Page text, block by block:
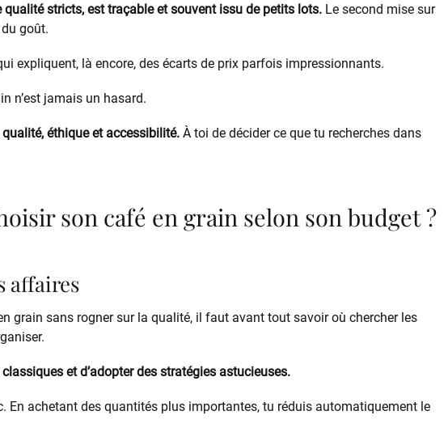
stricts, est traçable et souvent issu de petits lots. Le second mise sur
goût.
expliquent, là encore, des écarts de prix parfois impressionnants.
n’est jamais un hasard.
qualité, éthique et accessibilité. À toi de décider ce que tu recherches dans
son café en grain selon son budget ?
affaires
grain sans rogner sur la qualité, il faut avant tout savoir où chercher les
et d’adopter des stratégies astucieuses.
En achetant des quantités plus importantes, tu réduis automatiquement le